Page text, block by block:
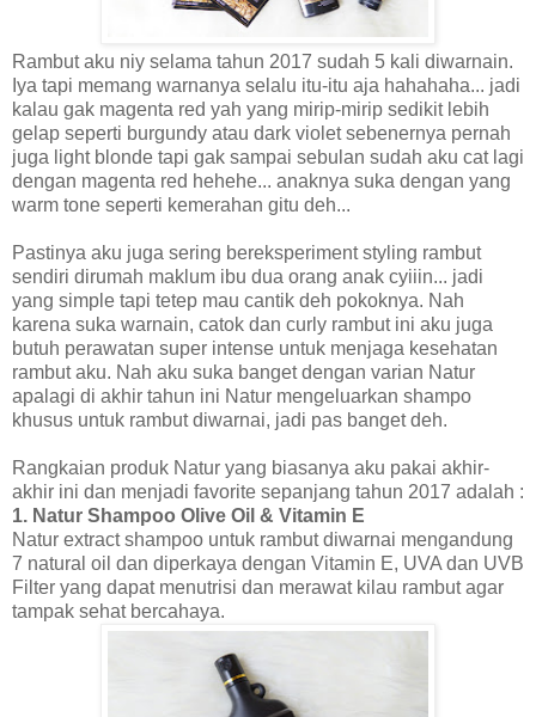
Rambut aku niy selama tahun 2017 sudah 5 kali diwarnain.
Iya tapi memang warnanya selalu itu-itu aja hahahaha... jadi
kalau gak magenta red yah yang mirip-mirip sedikit lebih
gelap seperti burgundy atau dark violet sebenernya pernah
juga light blonde tapi gak sampai sebulan sudah aku cat lagi
dengan magenta red hehehe... anaknya suka dengan yang
warm tone seperti kemerahan gitu deh...
Pastinya aku juga sering bereksperiment styling rambut
sendiri dirumah maklum ibu dua orang anak cyiiin... jadi
yang simple tapi tetep mau cantik deh pokoknya. Nah
karena suka warnain, catok dan curly rambut ini aku juga
butuh perawatan super intense untuk menjaga kesehatan
rambut aku. Nah aku suka banget dengan varian Natur
apalagi di akhir tahun ini Natur mengeluarkan shampo
khusus untuk rambut diwarnai, jadi pas banget deh.
Rangkaian produk Natur yang biasanya aku pakai akhir-
akhir ini dan menjadi favorite sepanjang tahun 2017 adalah :
1. Natur Shampoo Olive Oil & Vitamin E
Natur extract shampoo untuk rambut diwarnai mengandung
7 natural oil dan diperkaya dengan Vitamin E, UVA dan UVB
Filter yang dapat menutrisi dan merawat kilau rambut agar
tampak sehat bercahaya.